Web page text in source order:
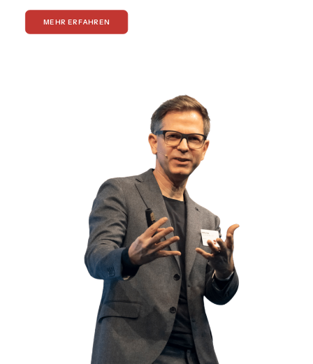
MEHR ERFAHREN